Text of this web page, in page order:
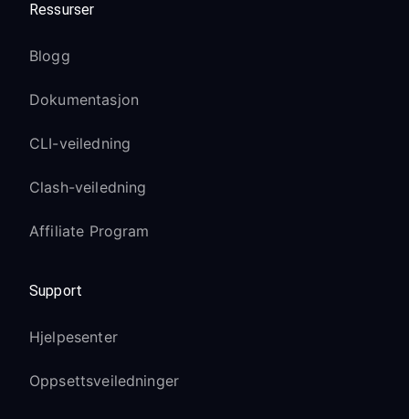
Ressurser
Blogg
Dokumentasjon
CLI-veiledning
Clash-veiledning
Affiliate Program
Support
Hjelpesenter
Oppsettsveiledninger